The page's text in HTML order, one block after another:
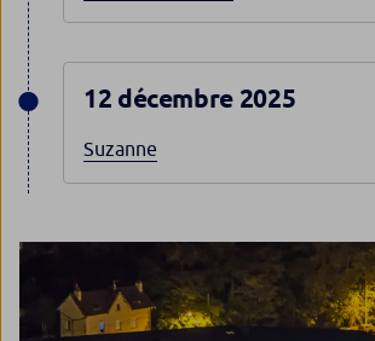
12 décembre 2025
Suzanne